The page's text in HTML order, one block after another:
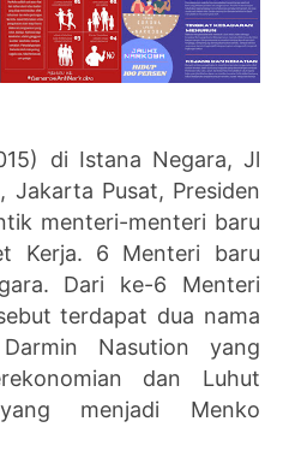
di Istana Negara, Jl
Jakarta Pusat, Presiden
menteri-menteri baru
Kerja. 6 Menteri baru
Dari ke-6 Menteri
terdapat dua nama
Nasution yang
dan Luhut
menjadi Menko